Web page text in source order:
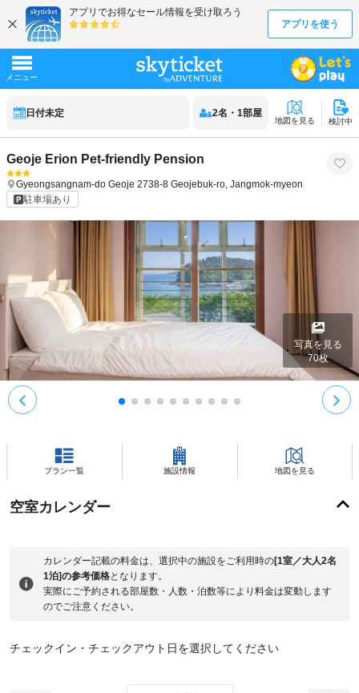
日付未定 2名 ・ 1部屋
地図を見る 検討中
Geoje Erion Pet-friendly Pension
Gyeongsangnam-do Geoje 2738-8 Geojebuk-ro, Jangmok-myeon
駐車場あり
写真を見る
70枚
プラン一覧 施設情報 地図を見る
空室カレンダー
カレンダー記載の料金は、選択中の施設をご利用時の[1室／大人2名
1泊]の参考価格となります。
実際にご予約される部屋数・人数・泊数等により料金は変動します
のでご注意ください。
チェックイン・チェックアウト日を選択してください